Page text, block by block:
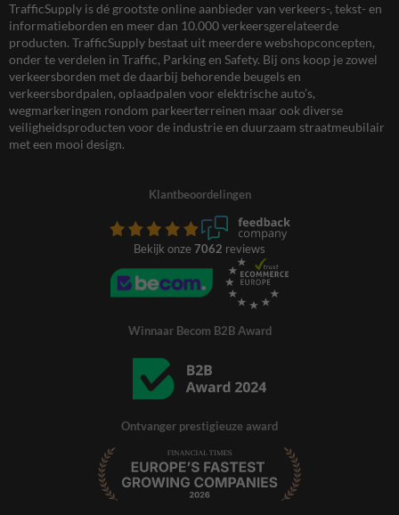
TrafficSupply is dé grootste online aanbieder van verkeers-, tekst- en
informatieborden en meer dan 10.000 verkeersgerelateerde
producten. TrafficSupply bestaat uit meerdere webshopconcepten,
onder te verdelen in Traffic, Parking en Safety. Bij ons koop je zowel
verkeersborden met de daarbij behorende beugels en
verkeersbordpalen, oplaadpalen voor elektrische auto’s,
wegmarkeringen rondom parkeerterreinen maar ook diverse
veiligheidsproducten voor de industrie en duurzaam straatmeubilair
met een mooi design.
Klantbeoordelingen
Bekijk onze 7062 reviews
Winnaar Becom B2B Award
Ontvanger prestigieuze award